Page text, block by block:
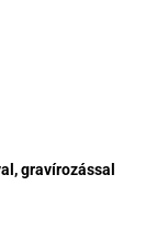
gravírozással